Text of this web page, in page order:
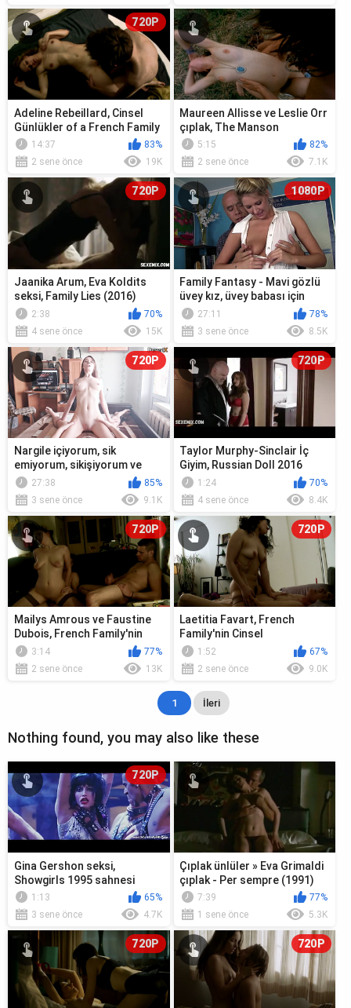
720P
Adeline Rebeillard, Cinsel
Günlükler of a French Family
(2012) filminden çıplak, s...
14:37
83%
2 sene önce
19K
Maureen Allisse ve Leslie Orr
çıplak, The Manson
Family'den (2003) seks
sahnesi
5:15
82%
2 sene önce
7.1K
720P
Jaanika Arum, Eva Koldits
seksi, Family Lies (2016)
filmindeki sahne
2:38
70%
4 sene önce
15K
1080P
Family Fantasy - Mavi gözlü
üvey kız, üvey babası için
sütyenini ve külotunu
sökme...
27:11
78%
3 sene önce
8.5K
720P
Nargile içiyorum, sik
emiyorum, sikişiyorum ve
anal alıyorum.
27:38
85%
3 sene önce
9.1K
720P
Taylor Murphy-Sinclair İç
Giyim, Russian Doll 2016
Sahnesi
1:24
70%
4 sene önce
8.4K
720P
Mailys Amrous ve Faustine
Dubois, French Family'nin
Cinsel Günlükleri'nden...
3:14
77%
2 sene önce
13K
720P
Laetitia Favart, French
Family'nin Cinsel
Chronicles'ından (2012)
çıplak, ...
1:52
67%
2 sene önce
9.0K
1 İleri
Nothing found, you may also like these
720P
Gina Gershon seksi,
Showgirls 1995 sahnesi
1:13
65%
3 sene önce
4.7K
Çıplak ünlüler » Eva Grimaldi
çıplak - Per sempre (1991)
7:39
77%
1 sene önce
5.3K
720P 720P